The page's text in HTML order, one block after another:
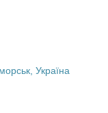
Україна